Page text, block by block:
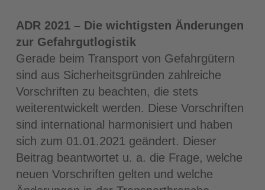
ADR 2021 – Die wichtigsten Änderungen
zur Gefahrgutlogistik
Gerade beim Transport von Gefahrgütern
sind aus Sicherheitsgründen zahlreiche
Vorschriften zu beachten, die stets
weiterentwickelt werden. Diese Vorschriften
sind international harmonisiert und haben
sich zum 01.01.2021 geändert. Dieser
Beitrag beantwortet u. a. die Frage, welche
neuen Vorschriften gelten und welche